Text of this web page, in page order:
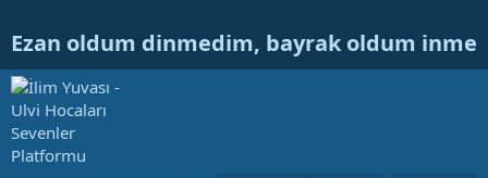
Ezan oldum dinmedim, bayrak oldum